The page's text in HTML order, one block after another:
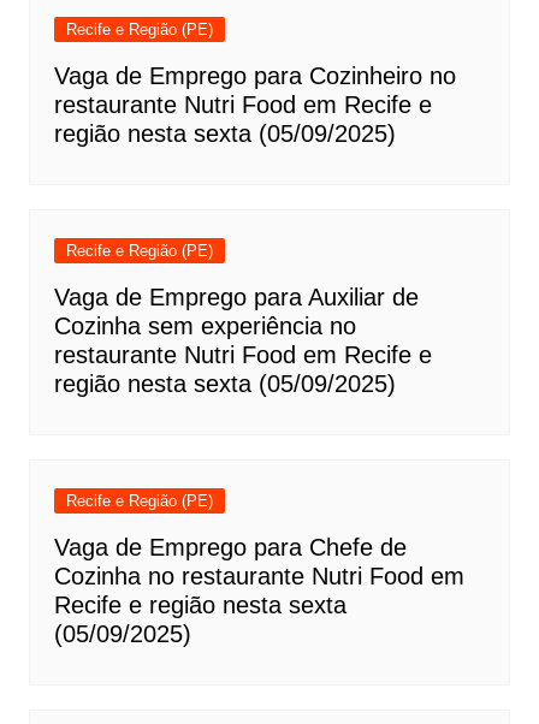
Recife e Região (PE)
Vaga de Emprego para Cozinheiro no
restaurante Nutri Food em Recife e
região nesta sexta (05/09/2025)
Recife e Região (PE)
Vaga de Emprego para Auxiliar de
Cozinha sem experiência no
restaurante Nutri Food em Recife e
região nesta sexta (05/09/2025)
Recife e Região (PE)
Vaga de Emprego para Chefe de
Cozinha no restaurante Nutri Food em
Recife e região nesta sexta
(05/09/2025)